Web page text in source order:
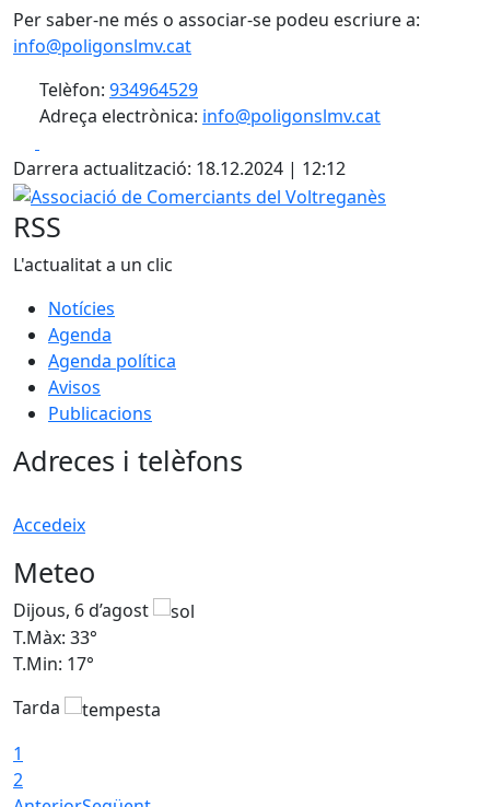
Per saber-ne més o associar-se podeu escriure a:
info@poligonslmv.cat
Telèfon: 934964529
Adreça electrònica: info@poligonslmv.cat
Darrera actualització: 18.12.2024 | 12:12
Associació de Comerciants del Voltreganès
RSS
L'actualitat a un clic
Notícies
Agenda
Agenda política
Avisos
Publicacions
Adreces i telèfons
Accedeix
Meteo
Dijous, 6 d’agost
T.Màx: 33°
T.Min: 17°
Tarda
1
2